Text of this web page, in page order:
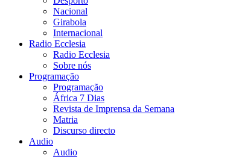
Nacional
Girabola
Internacional
Radio Ecclesia
Radio Ecclesia
Sobre nós
Programação
Programação
África 7 Dias
Revista de Imprensa da Semana
Matria
Discurso directo
Audio
Audio